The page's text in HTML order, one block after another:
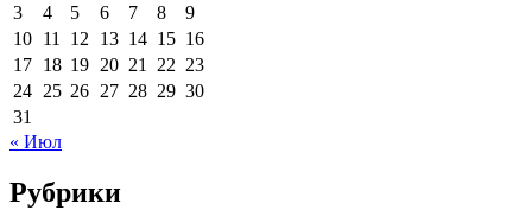
3
4 5 6 7 8
9
10 11 12 13 14 15 16
17 18 19 20 21 22 23
24 25 26 27 28 29 30
31
« Июл
Рубрики